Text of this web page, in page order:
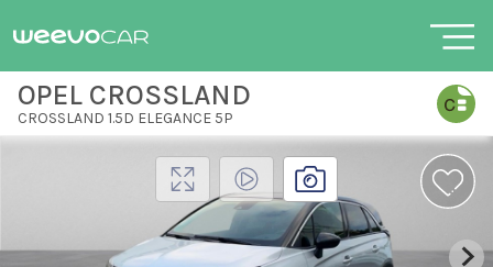
OPEL CROSSLAND
CROSSLAND 1.5D ELEGANCE 5P